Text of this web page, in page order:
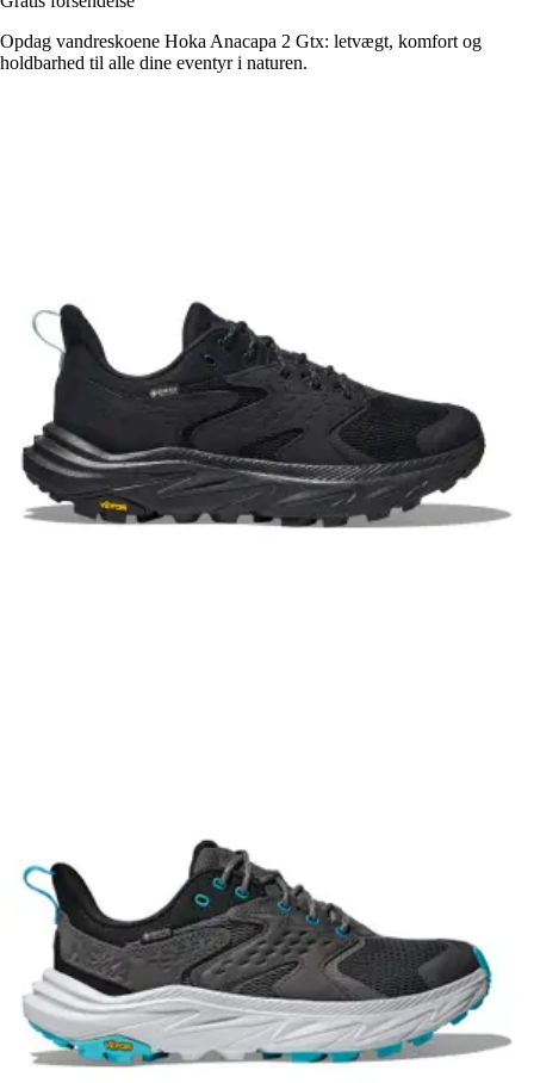
Opdag vandreskoene Hoka Anacapa 2 Gtx: letvægt, komfort og
holdbarhed til alle dine eventyr i naturen.